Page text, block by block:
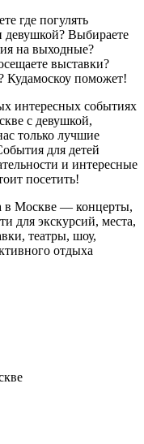
где погулять
девушкой? Выбираете
на выходные?
выставки?
Кудамоскоу поможет!
интересных событиях
с девушкой,
только лучшие
для детей
и интересные
посетить!
в Москве — концерты,
для экскурсий, места,
театры, шоу,
отдыха